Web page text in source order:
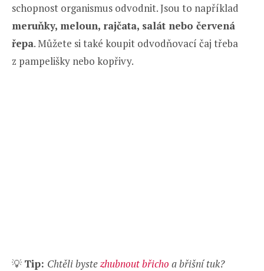
schopnost organismus odvodnit. Jsou to například
meruňky, meloun, rajčata, salát nebo červená
řepa. Můžete si také koupit odvodňovací čaj třeba
z pampelišky nebo kopřivy.
💡 Tip: Chtěli bystezhubnout břicho a břišní tuk?